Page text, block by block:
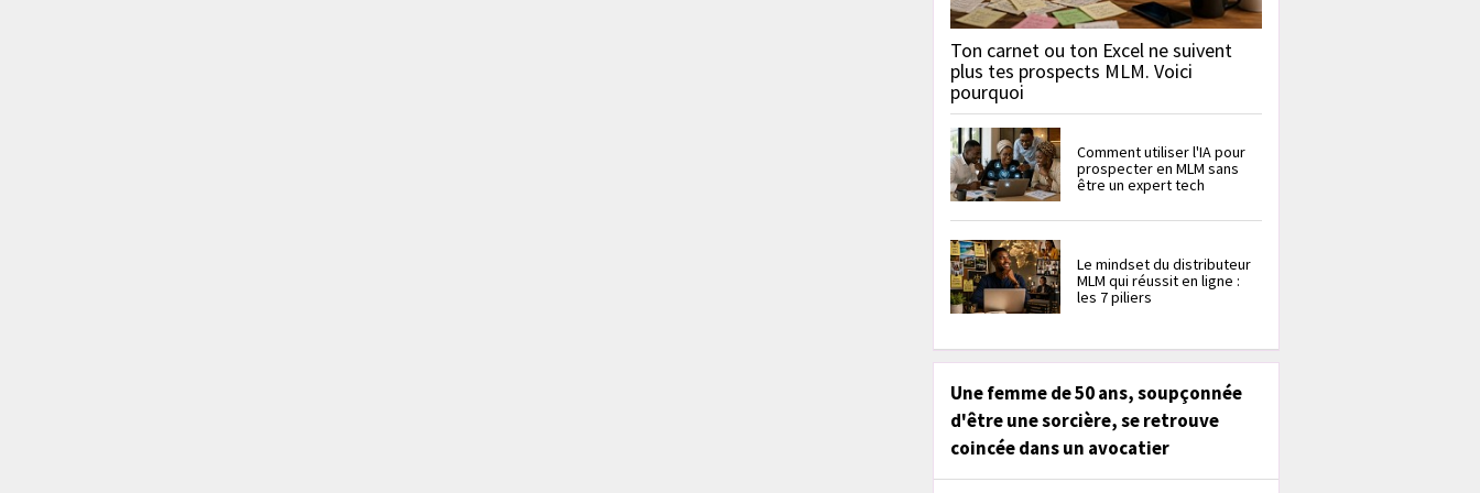
Ton carnet ou ton Excel ne suivent
plus tes prospects MLM. Voici
pourquoi
Comment utiliser l'IA pour
prospecter en MLM sans
être un expert tech
Le mindset du distributeur
MLM qui réussit en ligne :
les 7 piliers
Une femme de 50 ans, soupçonnée
d'être une sorcière, se retrouve
coincée dans un avocatier